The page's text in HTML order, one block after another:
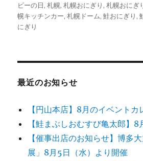
リ
ー
ビーの日,札幌,札幌おにぎり,札幌おにぎ
幌キッチンカー,札幌ドーム,鮭おにぎり,
にぎり
最近のお知らせ
【円山本店】8月のイベントカ
【鮭まぶしおむすび亀太郎】
【催事出店のお知らせ】博多
展」8月5日（水）より開催